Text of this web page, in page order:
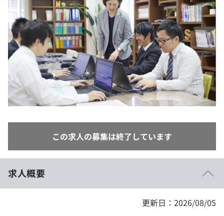
インタビュー
就活成功ガイド
プラン
個人向けプラン
法人向けプラン
学校向けプラン
note
この求人の募集は終了しています
求人概要
更新日：2026/08/05